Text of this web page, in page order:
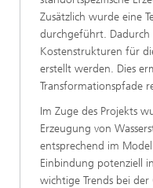
Zusätzlich wurde eine
durchgeführt. Dadurch
Kostenstrukturen für
erstellt werden. Dies
Transformationspfade
Im Zuge des Projekts
Erzeugung von
entsprechend im
Einbindung potenziell
wichtige Trends bei der